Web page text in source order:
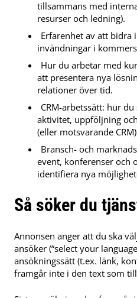
tillsammans med
resurser och ledning).
Erfarenhet av att bidra
invändningar i
Hur du arbetar med
att presentera nya
relationer över tid.
CRM-arbetssätt: hur
aktivitet, uppföljning
(eller motsvarande
Bransch- och
event, konferenser och
identifiera nya
Så söker du
Annonsen anger att du ska
ansöker (“select your
ansökningssätt (t.ex. länk,
framgår inte i den text som